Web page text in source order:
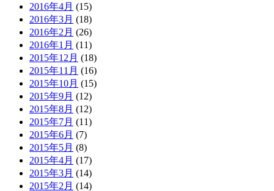
2016年4月 (15)
2016年3月 (18)
2016年2月 (26)
2016年1月 (11)
2015年12月 (18)
2015年11月 (16)
2015年10月 (15)
2015年9月 (12)
2015年8月 (12)
2015年7月 (11)
2015年6月 (7)
2015年5月 (8)
2015年4月 (17)
2015年3月 (14)
2015年2月 (14)